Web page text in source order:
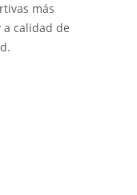
más
a calidad de